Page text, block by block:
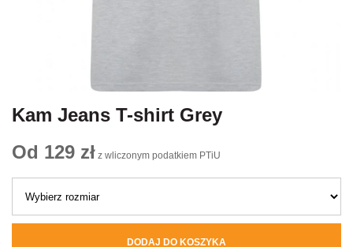
Kam Jeans T-shirt Grey
Od 129 zł z wliczonym podatkiem PTiU
DODAJ DO KOSZYKA